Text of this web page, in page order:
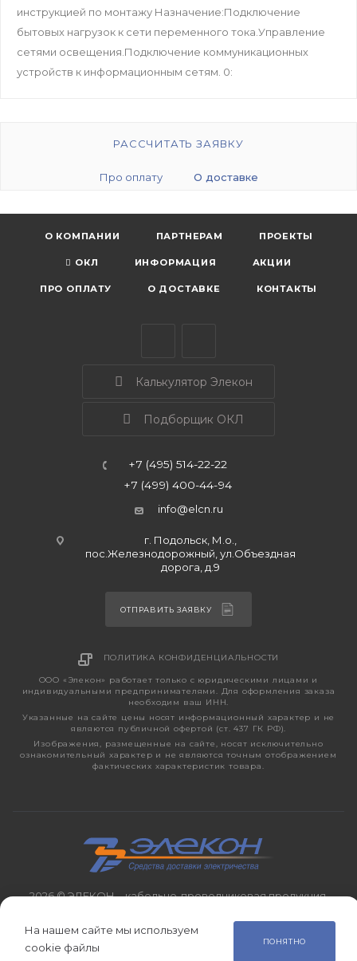
инструкцией по монтажу Назначение:Подключение
бытовых нагрузок к сети переменного тока.Управление
сетями освещения.Подключение коммуникационных
устройств к информационным сетям. 0:
РАССЧИТАТЬ ЗАЯВКУ
Про оплату О доставке
О КОМПАНИИ ПАРТНЕРАМ ПРОЕКТЫ
ОКЛ ИНФОРМАЦИЯ АКЦИИ
ПРО ОПЛАТУ О ДОСТАВКЕ КОНТАКТЫ
Калькулятор Элекон
Подборщик ОКЛ
+7 (495) 514-22-22
+7 (499) 400-44-94
info@elcn.ru
г. Подольск, М.о.,
пос.Железнодорожный, ул.Объездная
дорога, д.9
ОТПРАВИТЬ ЗАЯВКУ
ПОЛИТИКА КОНФИДЕНЦИАЛЬНОСТИ
ООО «Элекон» работает только с юридическими лицами и
индивидуальными предпринимателями. Для оформления заказа
необходим ваш ИНН.
Указанные на сайте цены носят информационный характер и не
являются публичной офертой (ст. 437 ГК РФ).
Изображения, размещенные на сайте, носят исключительно
ознакомительный характер и не являются точным отображением
фактических характеристик товара.
2026 © ЭЛЕКОН – кабельно-проводниковая продукция,
На нашем сайте мы используем
cookie файлы
ПОНЯТНО